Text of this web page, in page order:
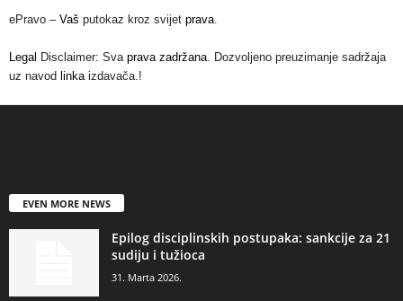
ePravo – Vaš putokaz kroz svijet prava
Legal Disclaimer: Sva prava zadržana . Dozvoljeno preuzimanje sadržaja
uz navod linka izdavača.!
EVEN MORE NEWS
Epilog disciplinskih postupaka: sankcije za 21
sudiju i tužioca
31. Marta 2026.